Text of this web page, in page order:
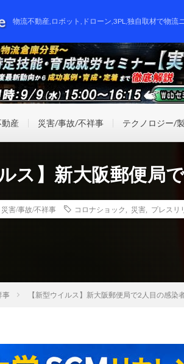
物流不動産,ロボット,ドローン,3PL,独自取材で物流
産 災害/事故/不祥事 テクノロジー/
ス】新大阪郵便局
災害/事故/不祥事 コロナショック 災害 プレスリ
事 【新型ウイルス】新大阪郵便局で2人目の感染